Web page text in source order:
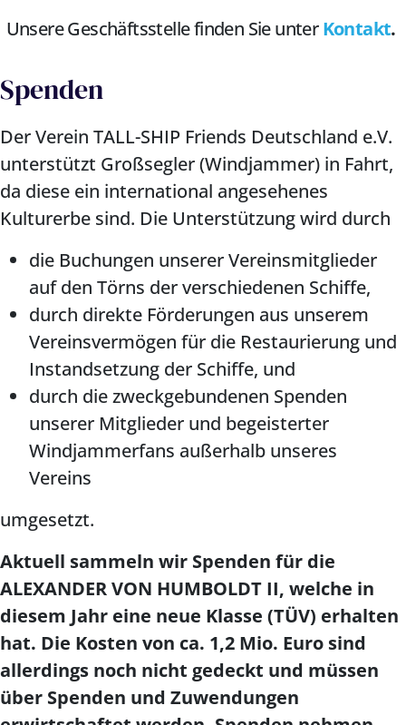
Unsere Geschäftsstelle finden Sie unterKontakt.
Spenden
Der Verein TALL-SHIP Friends Deutschland e.V.
unterstützt Großsegler (Windjammer) in Fahrt,
da diese ein international angesehenes
Kulturerbe sind. Die Unterstützung wird durch
die Buchungen unserer Vereinsmitglieder
auf den Törns der verschiedenen Schiffe,
durch direkte Förderungen aus unserem
Vereinsvermögen für die Restaurierung und
Instandsetzung der Schiffe, und
durch die zweckgebundenen Spenden
unserer Mitglieder und begeisterter
Windjammerfans außerhalb unseres
Vereins
umgesetzt.
Aktuell sammeln wir Spenden für die
ALEXANDER VON HUMBOLDT II, welche in
diesem Jahr eine neue Klasse (TÜV) erhalten
hat. Die Kosten von ca. 1,2 Mio. Euro sind
allerdings noch nicht gedeckt und müssen
über Spenden und Zuwendungen